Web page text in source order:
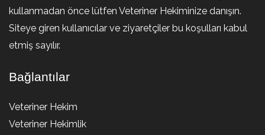
kullanmadan önce lütfen Veteriner Hekiminize danışın.
Siteye giren kullanıcılar ve ziyaretçiler bu koşulları kabul
etmiş sayılır.
Bağlantılar
Veteriner Hekim
Veteriner Hekimlik